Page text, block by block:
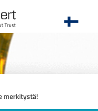
merkitystä!